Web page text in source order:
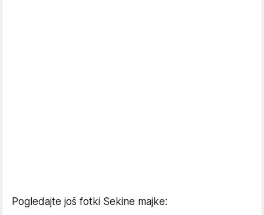
Pogledajte još fotki Sekine majke: